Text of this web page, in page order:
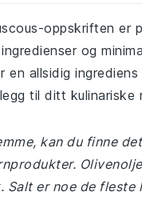
oppskriften
og
en allsidig
til ditt kulinariske
kan du finne
er noe de